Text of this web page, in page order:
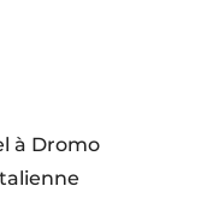
à Dromo